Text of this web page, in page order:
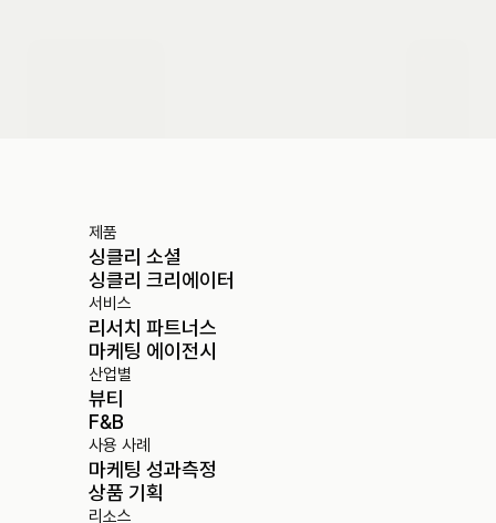
제품
싱클리 크리에이터
싱클리 소셜
산업별
뷰티
F&B
사용 사례
마케팅 성과측정
상품 기획
리소스
서비스
리서치 파트너스
마케팅 에이전시